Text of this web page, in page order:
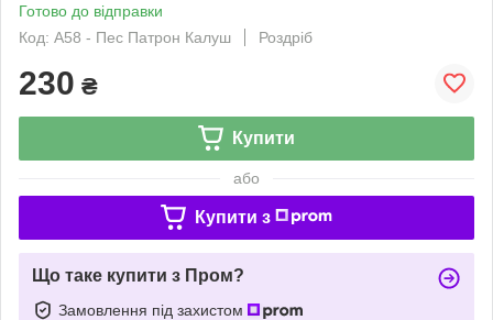
Готово до відправки
Код: A58 - Пес Патрон Калуш
Роздріб
230 ₴
Купити
або
Купити з
Що таке купити з Пром?
Замовлення під захистом